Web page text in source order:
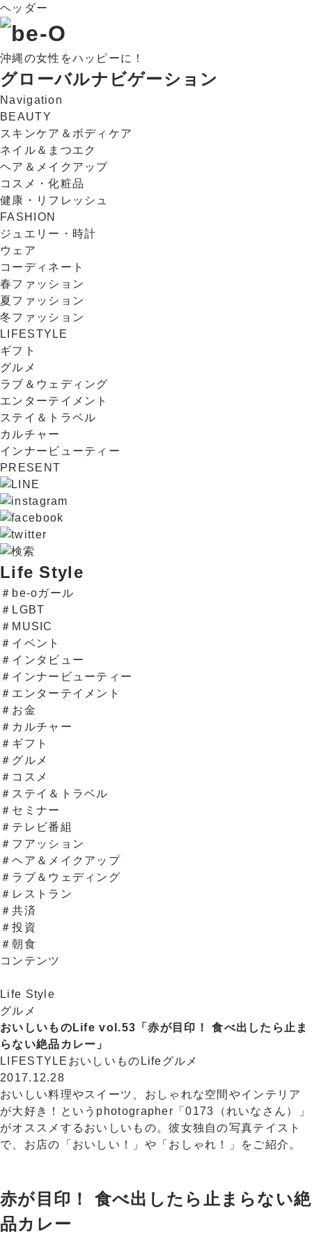
ヘッダー
沖縄の女性をハッピーに！
グローバルナビゲーション
Navigation
BEAUTY
スキンケア＆ボディケア
ネイル＆まつエク
ヘア＆メイクアップ
コスメ・化粧品
健康・リフレッシュ
FASHION
ジュエリー・時計
ウェア
コーディネート
春ファッション
夏ファッション
冬ファッション
LIFESTYLE
ギフト
グルメ
ラブ＆ウェディング
エンターテイメント
ステイ＆トラベル
カルチャー
インナービューティー
PRESENT
Life Style
＃be-oガール
＃LGBT
＃MUSIC
＃イベント
＃インタビュー
＃インナービューティー
＃エンターテイメント
＃お金
＃カルチャー
＃ギフト
＃グルメ
＃コスメ
＃ステイ＆トラベル
＃セミナー
＃テレビ番組
＃フアッション
＃ヘア＆メイクアップ
＃ラブ＆ウェディング
＃レストラン
＃共済
＃投資
＃朝食
コンテンツ
Life Style
グルメ
おいしいものLife vol.53「赤が目印！ 食べ出したら止ま
らない絶品カレー」
LIFESTYLE おいしいものLifeグルメ
2017.12.28
おいしい料理やスイーツ、おしゃれな空間やインテリア
が大好き！というphotographer「0173（れいなさん）」
がオススメするおいしいもの。彼女独自の写真テイスト
で、お店の「おいしい！」や「おしゃれ！」をご紹介。
赤が目印！ 食べ出したら止まらない絶
品カレー